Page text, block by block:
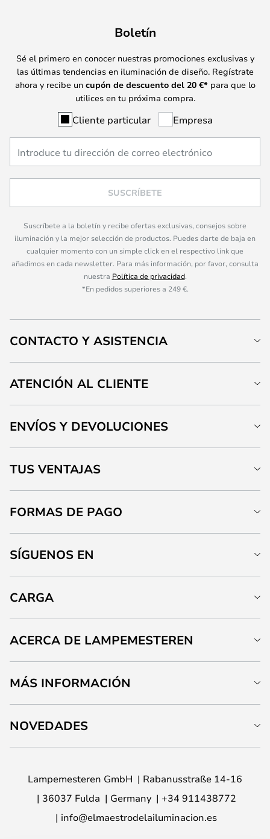
Boletín
Sé el primero en conocer nuestras promociones exclusivas y
las últimas tendencias en iluminación de diseño. Regístrate
ahora y recibe un cupón de descuento del 20 €* para que lo
utilices en tu próxima compra.
Cliente particular Empresa
SUSCRÍBETE
Suscríbete a la boletín y recibe ofertas exclusivas, consejos sobre
iluminación y la mejor selección de productos. Puedes darte de baja en
cualquier momento con un simple click en el respectivo link que
añadimos en cada newsletter. Para más información, por favor, consulta
nuestra Política de privacidad.
*En pedidos superiores a 249 €.
CONTACTO Y ASISTENCIA
ATENCIÓN AL CLIENTE
ENVÍOS Y DEVOLUCIONES
TUS VENTAJAS
FORMAS DE PAGO
SÍGUENOS EN
CARGA
ACERCA DE LAMPEMESTEREN
MÁS INFORMACIÓN
NOVEDADES
Lampemesteren GmbH
Rabanusstraße 14-16
36037 Fulda
Germany
+34 911438772
info@elmaestrodelailuminacion.es